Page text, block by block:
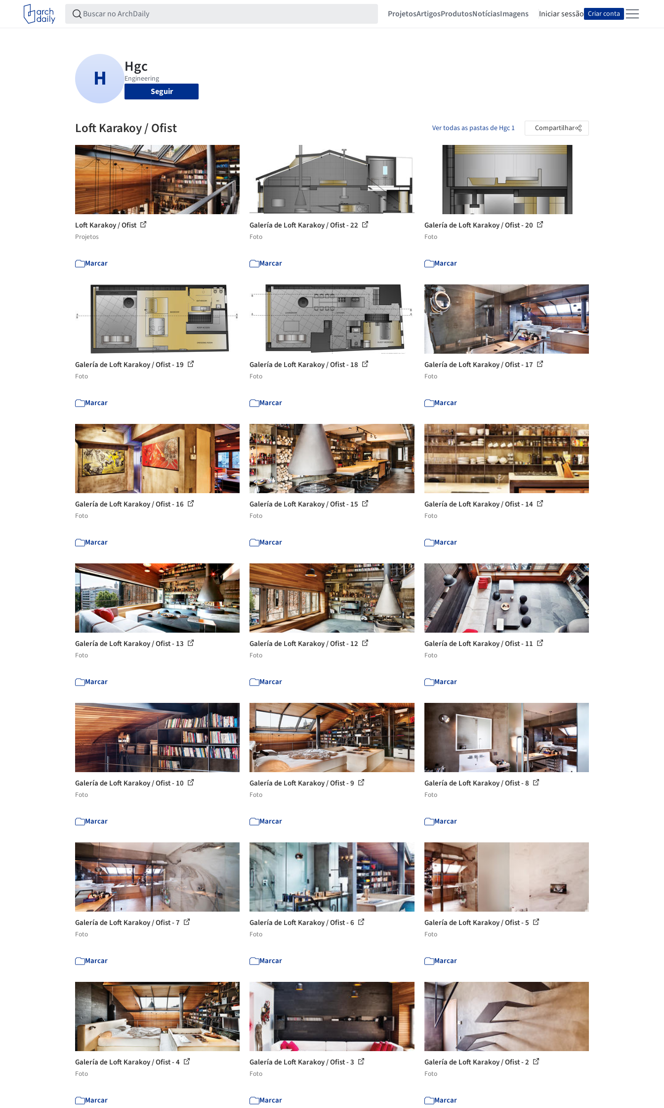
ProjetosArtigosProdutosNotíciasImagens Iniciar sessão Criar conta
Seguir
Loft Karakoy / Ofist Ver todas as pastas de Hgc 1 Compartilhar
Loft Karakoy / Ofist
Projetos
Marcar
Galería de Loft Karakoy / Ofist - 22
Foto
Marcar
Galería de Loft Karakoy / Ofist - 20
Foto
Marcar
Galería de Loft Karakoy / Ofist - 19
Foto
Marcar
Galería de Loft Karakoy / Ofist - 18
Foto
Marcar
Galería de Loft Karakoy / Ofist - 17
Foto
Marcar
Galería de Loft Karakoy / Ofist - 16
Foto
Marcar
Galería de Loft Karakoy / Ofist - 15
Foto
Marcar
Galería de Loft Karakoy / Ofist - 14
Foto
Marcar
Galería de Loft Karakoy / Ofist - 13
Foto
Marcar
Galería de Loft Karakoy / Ofist - 12
Foto
Marcar
Galería de Loft Karakoy / Ofist - 11
Foto
Marcar
Galería de Loft Karakoy / Ofist - 10
Foto
Marcar
Galería de Loft Karakoy / Ofist - 9
Foto
Marcar
Galería de Loft Karakoy / Ofist - 8
Foto
Marcar
Galería de Loft Karakoy / Ofist - 7
Foto
Marcar
Galería de Loft Karakoy / Ofist - 6
Foto
Marcar
Galería de Loft Karakoy / Ofist - 5
Foto
Marcar
Galería de Loft Karakoy / Ofist - 4
Foto
Marcar
Galería de Loft Karakoy / Ofist - 3
Foto
Marcar
Galería de Loft Karakoy / Ofist - 2
Foto
Marcar